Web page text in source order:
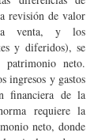
revisión de valor
la venta, y los
y diferidos), se
patrimonio neto.
ingresos y gastos
financiera de la
requiere la
neto, donde